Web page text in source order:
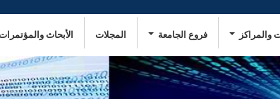
والمراكز فروع الجامعة المجلات الأبحاث